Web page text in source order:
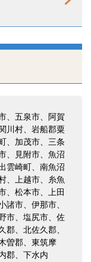
、五泉市、阿賀
川村、岩船郡粟
、加茂市、三条
、見附市、魚沼
雲崎町、南魚沼
、上越市、糸魚
、松本市、上田
諸市、伊那市、
市、塩尻市、佐
郡、北佐久郡、
曽郡、東筑摩
郡、下水内